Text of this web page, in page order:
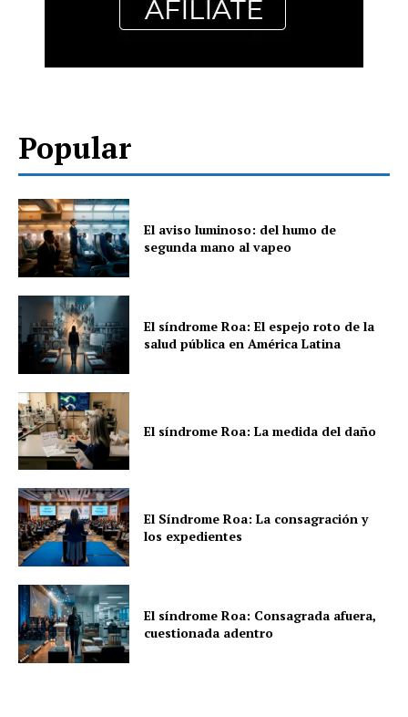
Popular
El aviso luminoso: del humo de
segunda mano al vapeo
El síndrome Roa: El espejo roto de la
salud pública en América Latina
El síndrome Roa: La medida del daño
El Síndrome Roa: La consagración y
los expedientes
El síndrome Roa: Consagrada afuera,
cuestionada adentro